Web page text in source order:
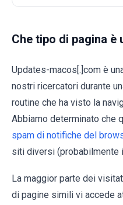
Che tipo di pagina
Updates-macos[.]com è
nostri ricercatori durante
routine che ha visto la
Abbiamo determinato che
spam di notifiche del
siti diversi (probabilmente
La maggior parte dei
di pagine simili vi accede